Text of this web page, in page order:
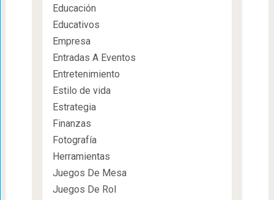
Educación
Educativos
Empresa
Entradas A Eventos
Entretenimiento
Estilo de vida
Estrategia
Finanzas
Fotografía
Herramientas
Juegos De Mesa
Juegos De Rol